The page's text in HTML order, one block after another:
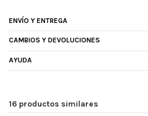
ENVÍO Y ENTREGA
CAMBIOS Y DEVOLUCIONES
AYUDA
16 productos similares